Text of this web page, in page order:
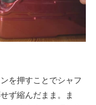
を押すことでシャフ
ず縮んだまま。ま